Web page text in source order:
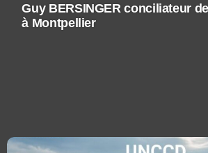
Guy BERSINGER conciliateur
à Montpellier